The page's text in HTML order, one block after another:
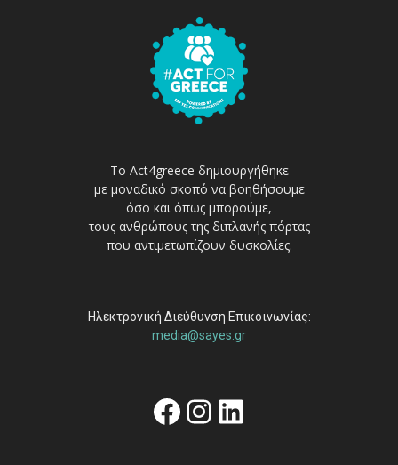
Το Act4greece δημιουργήθηκε
με μοναδικό σκοπό να βοηθήσουμε
όσο και όπως μπορούμε,
τους ανθρώπους της διπλανής πόρτας
που αντιμετωπίζουν δυσκολίες.
Ηλεκτρονική Διεύθυνση Επικοινωνίας:
media@sayes.gr
Facebook
Instagram
Linkedin